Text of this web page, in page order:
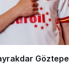
Göztepe